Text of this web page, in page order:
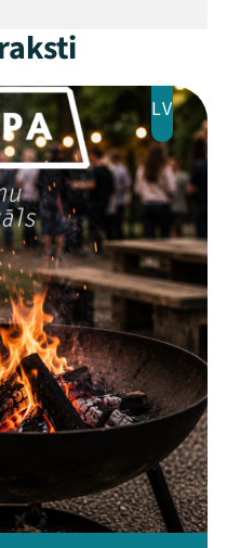
Instagram
Flick TikTok
LV